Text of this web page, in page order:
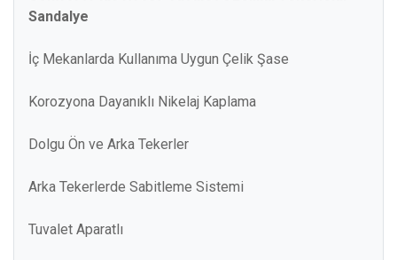
Sandalye
İç Mekanlarda Kullanıma Uygun Çelik Şase
Korozyona Dayanıklı Nikelaj Kaplama
Dolgu Ön ve Arka Tekerler
Arka Tekerlerde Sabitleme Sistemi
Tuvalet Aparatlı